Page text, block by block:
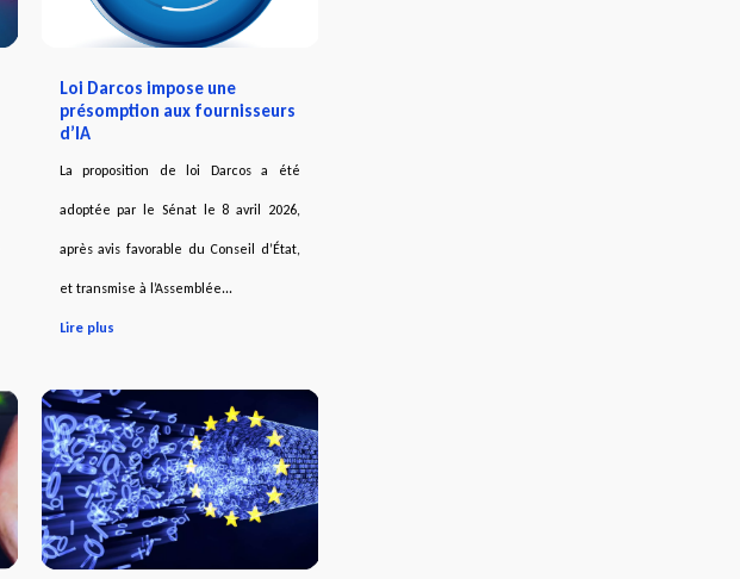
Loi Darcos impose une
présomption aux fournisseurs
d’IA
La proposition de loi Darcos a été
adoptée par le Sénat le 8 avril 2026,
après avis favorable du Conseil d’État,
et transmise à l’Assemblée...
Lire plus